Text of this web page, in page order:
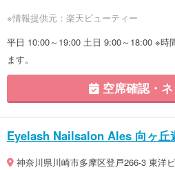
※情報提供元：楽天ビューティー
平日 10:00～19:00 土日 9:00～18:00 ※時
ます。
空席確認・
Eyelash Nailsalon Ales 向ヶ丘
神奈川県川崎市多摩区登戸266-3 東洋